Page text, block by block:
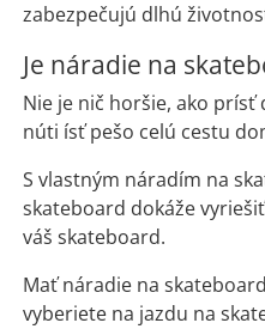
zabezpečujú dlhú
Je náradie na
Nie je nič horšie, ako
núti ísť pešo celú cestu
S vlastným náradím na
skateboard dokáže
váš skateboard.
Mať náradie na
vyberiete na jazdu na